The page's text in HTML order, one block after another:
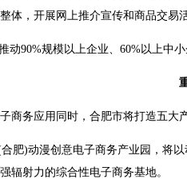
体，开展网上推介宣传和商品交易
90%规模以上企业、60%以上中小
务应用同时，合肥市将打造五大
)动漫创意电子商务产业园，将以
辐射力的综合性电子商务基地。